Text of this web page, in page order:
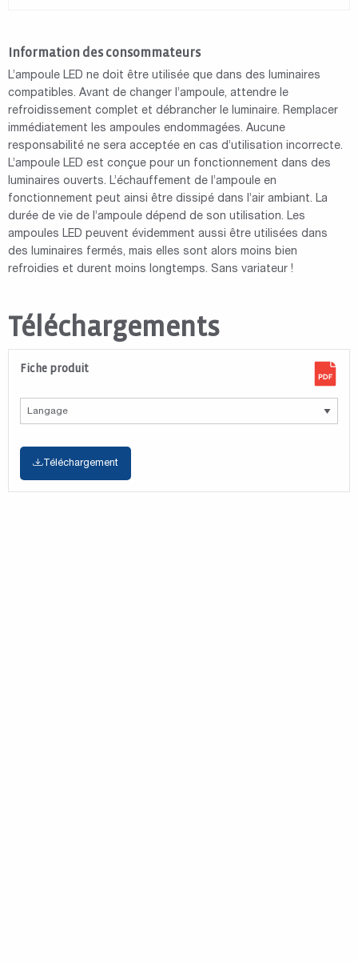
Information des consommateurs
L’ampoule LED ne doit être utilisée que dans des luminaires
compatibles. Avant de changer l’ampoule, attendre le
refroidissement complet et débrancher le luminaire. Remplacer
immédiatement les ampoules endommagées. Aucune
responsabilité ne sera acceptée en cas d’utilisation incorrecte.
L’ampoule LED est conçue pour un fonctionnement dans des
luminaires ouverts. L’échauffement de l’ampoule en
fonctionnement peut ainsi être dissipé dans l’air ambiant. La
durée de vie de l’ampoule dépend de son utilisation. Les
ampoules LED peuvent évidemment aussi être utilisées dans
des luminaires fermés, mais elles sont alors moins bien
refroidies et durent moins longtemps. Sans variateur !
Téléchargements
Fiche produit
Téléchargement